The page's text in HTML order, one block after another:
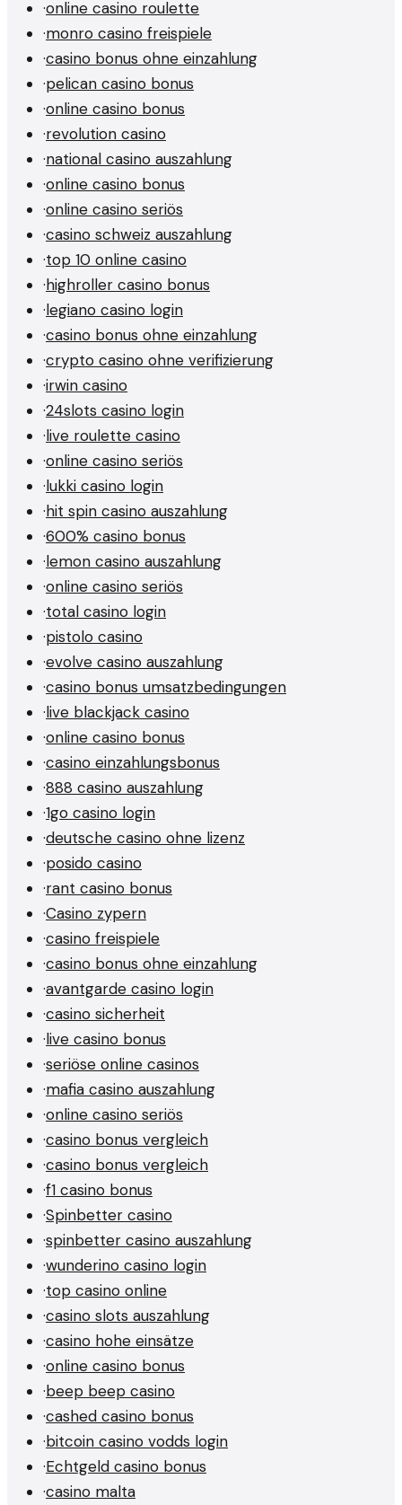
·online casino roulette
·monro casino freispiele
·casino bonus ohne einzahlung
·pelican casino bonus
·online casino bonus
·revolution casino
·national casino auszahlung
·online casino bonus
·online casino seriös
·casino schweiz auszahlung
·top 10 online casino
·highroller casino bonus
·legiano casino login
·casino bonus ohne einzahlung
·crypto casino ohne verifizierung
·irwin casino
·24slots casino login
·live roulette casino
·online casino seriös
·lukki casino login
·hit spin casino auszahlung
·600% casino bonus
·lemon casino auszahlung
·online casino seriös
·total casino login
·pistolo casino
·evolve casino auszahlung
·casino bonus umsatzbedingungen
·live blackjack casino
·online casino bonus
·casino einzahlungsbonus
·888 casino auszahlung
·1go casino login
·deutsche casino ohne lizenz
·posido casino
·rant casino bonus
·Casino zypern
·casino freispiele
·casino bonus ohne einzahlung
·avantgarde casino login
·casino sicherheit
·live casino bonus
·seriöse online casinos
·mafia casino auszahlung
·online casino seriös
·casino bonus vergleich
·casino bonus vergleich
·f1 casino bonus
·Spinbetter casino
·spinbetter casino auszahlung
·wunderino casino login
·top casino online
·casino slots auszahlung
·casino hohe einsätze
·online casino bonus
·beep beep casino
·cashed casino bonus
·bitcoin casino vodds login
·Echtgeld casino bonus
·casino malta